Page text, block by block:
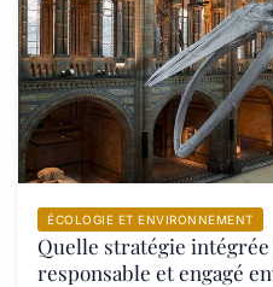
ÉCOLOGIE ET ENVIRONNEMENT
Quelle stratégie
responsable et engagé